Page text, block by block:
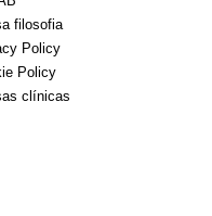
filosofia
Policy
Policy
clínicas